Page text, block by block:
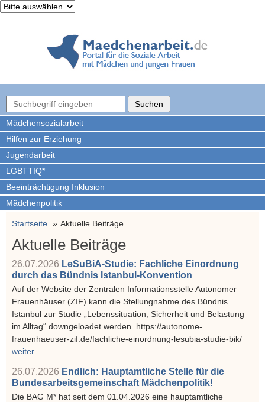
Mädchen­sozialarbeit
Hilfen zur Erziehung
Jugendarbeit
LGBTTIQ*
Beeinträchtigung Inklusion
Mädchenpolitik
Startseite Aktuelle Beiträge
Aktuelle Beiträge
26.07.2026 LeSuBiA-Studie: Fachliche Einordnung
durch das Bündnis Istanbul-Konvention
Auf der Website der Zentralen Informationsstelle Autonomer
Frauenhäuser (ZIF) kann die Stellungnahme des Bündnis
Istanbul zur Studie „Lebenssituation, Sicherheit und Belastung
im Alltag“ downgeloadet werden. https://autonome-
frauenhaeuser-zif.de/fachliche-einordnung-lesubia-studie-bik/
weiter
26.07.2026 Endlich: Hauptamtliche Stelle für die
Bundesarbeitsgemeinschaft Mädchenpolitik!
Die BAG M* hat seit dem 01.04.2026 eine hauptamtliche